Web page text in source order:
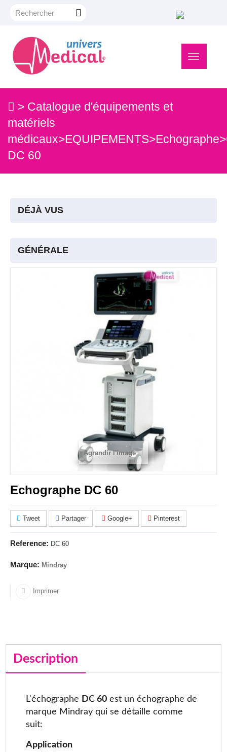
Navigation
> Catalogue d'équipements et
matériels
médicaux>EQUIPEMENTS>Echographe>
DC 60
DÉJÀ VUS
GÉNÉRALE
Agrandir l'image
Echographe DC 60
Tweet Partager Google+ Pinterest
Reference: DC 60
Marque: Mindray
Imprimer
Description
L'échographe DC 60 est un échographe de
marque Mindray qui se détaille comme
suit:
Application